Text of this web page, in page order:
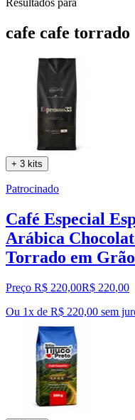
cafe cafe torrado
+ 3 kits
Patrocinado
Café Especial
Arábica
Torrado em
Preço R$ 220,00R$ 220,00
Ou 1x de R$ 220,00 sem